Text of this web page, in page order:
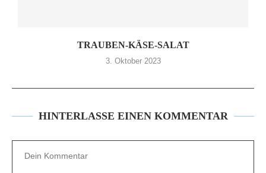
TRAUBEN-KÄSE-SALAT
3. Oktober 2023
HINTERLASSE EINEN KOMMENTAR